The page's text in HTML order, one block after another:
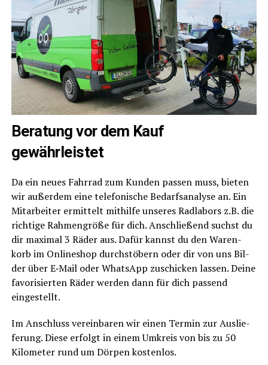
Bera­tung vor dem Kauf
gewährleistet
Da ein neu­es Fahr­rad zum Kun­den pas­sen muss, bie­ten
wir außer­dem eine tele­fo­ni­sche Bedarfs­ana­ly­se an. Ein
Mit­ar­bei­ter ermit­telt mit­hil­fe unse­res Rad­la­bors z.B. die
rich­ti­ge Rah­men­grö­ße für dich. Anschlie­ßend suchst du
dir maxi­mal 3 Räder aus. Dafür kannst du den Waren­
korb im Online­shop durch­stö­bern oder dir von uns Bil­
der über E‑Mail oder Whats­App zuschi­cken las­sen. Dei­ne
favo­ri­sier­ten Räder wer­den dann für dich pas­send
eingestellt.
Im Anschluss ver­ein­ba­ren wir einen Ter­min zur Aus­lie­
fe­rung. Die­se erfolgt in einem Umkreis von bis zu 50
Kilo­me­ter rund um Dör­pen kostenlos.